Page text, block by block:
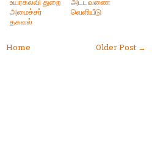
அமைச்சர்
தகவல்
வெளியீடு
Older Post →
Home